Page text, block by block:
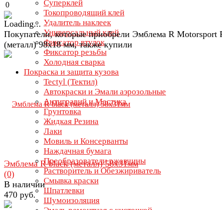
Суперклей
Токопроводящий клей
Удалитель наклеек
Универсальный клей
Фиксатор втулок
Фиксатор резьбы
Холодная сварка
Покраска и защита кузова
Tectyl (Тектил)
Автокраски и Эмали аэрозольные
Антигравий и Мастика
Грунтовка
Жидкая Резина
Лаки
Мовиль и Консерванты
Наждачная бумага
Преобразователи ржавчины
Растворитель и Обезжириватель
Смывка краски
Шпатлевки
Шумоизоляция
0
Покупатели, которые приобрели Эмблема R Motorsport
(металл) 98х18 мм, также купили
Эмблема R black (металл) 58х31мм
(0)
В наличии
470 руб.